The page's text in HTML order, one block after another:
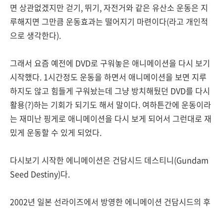
면 상관없겠지만 걷기, 뛰기, 자전거와 같은 유산소 운동은 지
루해지면 그만큼 운동효과는 떨어지기 마련이다(라고 개인적
으로 생각한다).
그래서 요즘 예전에 DVD로 구워놓은 애니메이션을 다시 보기
시작했다. 1시간정도 운동을 하면서 애니메이션을 보면 지루
하지도 않고 힘들게 구워놨는데 그냥 방치해뒀던 DVD를 다시
활용(?)하는 기회가 되기도 해서 말이다. 여하튼간에 운동이라
는 재미난 핑게로 애니메이션을 다시 보게 되어서 그런대로 재
밌게 운동할 수 있게 되었다.
다시보기 시작한 에니메이션은 건담시드 데스티니(Gundam
Seed Destiny)다.
2002년 일본 선라이즈에서 방영한 에니메이션 건담시드의 후